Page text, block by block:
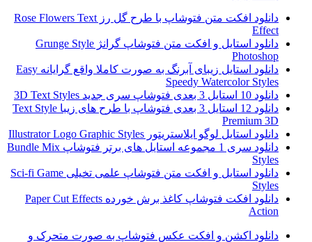
دانلود افکت متن فتوشاپ با طرح گل رز Rose Flowers Text
Effect
دانلود استایل و افکت متن فتوشاپ گرانژ Grunge Style
Photoshop
دانلود استایل زیبای آبرنگ به صورت کاملا واقع گرایانه Easy
Speedy Watercolor Styles
دانلود 10 استایل 3 بعدی فتوشاپ سری جدید 3D Text Styles
دانلود 12 استایل 3 بعدی فتوشاپ با طرح های زیبا Text Style
Premium 3D
دانلود استایل لوگو ایلاستریتور Illustrator Logo Graphic Styles
دانلود سری 1 مجموعه استایل های برتر فتوشاپ Bundle Mix
Styles
دانلود استایل و افکت متن فتوشاپ علمی تخیلی Sci-fi Game
Styles
دانلود افکت فتوشاپ کاغذ برش خورده Paper Cut Effects
Action
دانلود اکشن و افکت عکس فتوشاپ به صورت متحرک و